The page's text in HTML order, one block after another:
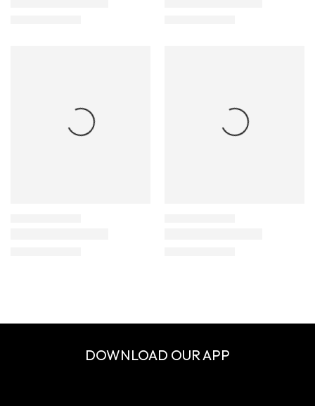
DOWNLOAD OUR APP